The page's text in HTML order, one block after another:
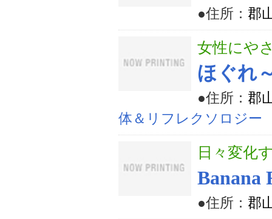
●住所： 郡
女性にや
ほぐれ
●住所： 郡
体＆リフレクソロジー
日々変化
Banana
●住所： 郡